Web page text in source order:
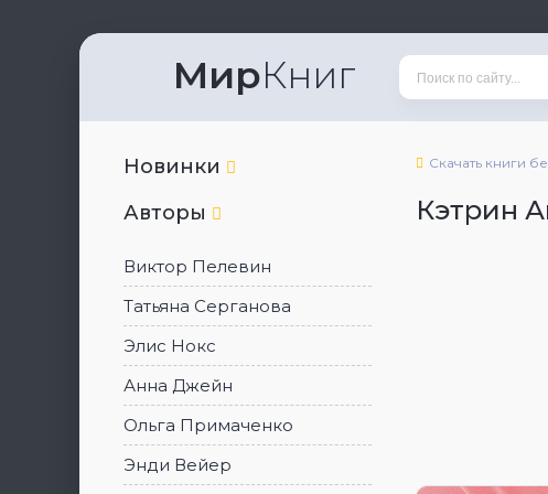
МирКниг
Новинки
Авторы
Виктор Пелевин
Татьяна Серганова
Элис Нокс
Анна Джейн
Ольга Примаченко
Энди Вейер
Скачать книги
Кэтрин